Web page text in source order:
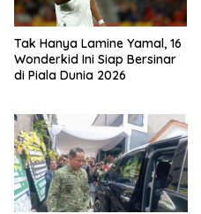
Tak Hanya Lamine Yamal, 16
Wonderkid Ini Siap Bersinar
di Piala Dunia 2026